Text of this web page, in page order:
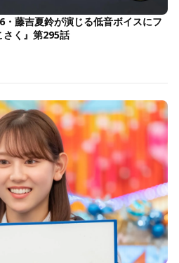
・藤吉夏鈴が演じる低音ボイスにフ
さく』第295話